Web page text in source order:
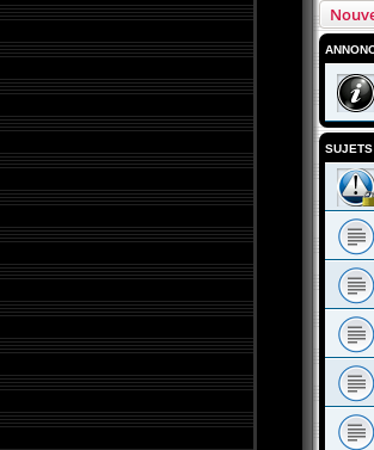
SUJETS